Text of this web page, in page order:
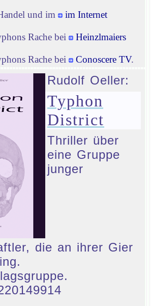
und im
im Internet
Rache bei
Heinzlmaiers
Rache bei
Conoscere TV.
Rudolf Oeller:
Typhon
District
Thriller über
eine Gruppe
junger
die an ihrer Gier